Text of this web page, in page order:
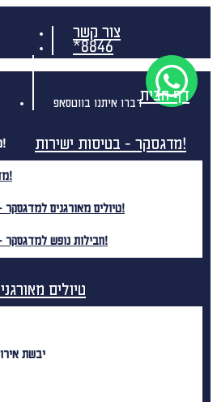
צור קשר
*8846
דברו איתנו בווטסאפדף הבית
מדגסקר - בטיסות ישירות! מדגסקר - בטיסות ישירות!
מדגסקר - בטיסות ישירות!
טיולים מאורגנים למדגסקר - בטיסות ישירות!
חבילות נופש למדגסקר - בטיסות ישירות!
טיולים
יבשת